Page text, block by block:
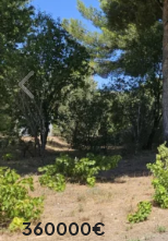
360000€